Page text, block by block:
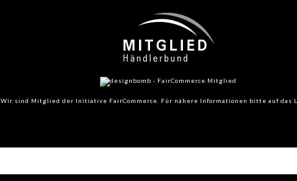
Wir sind Mitglied der Initiative FairCommerce. Für nähere Informationen bitte auf das